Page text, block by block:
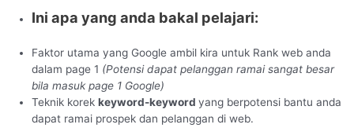
Ini apa yang anda bakal pelajari:
Faktor utama yang Google ambil kira untuk Rank web anda
dalam page 1 (Potensi dapat pelanggan ramai sangat besar
bila masuk page 1 Google)
Teknik korek keyword-keyword yang berpotensi bantu anda
dapat ramai prospek dan pelanggan di web.